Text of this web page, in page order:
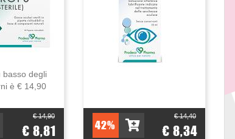
basso degli
è € 14,90
€ 14,90
€ 8,81 42%
€ 14,40
€ 8,34